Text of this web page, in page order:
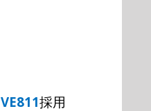
VE811採用